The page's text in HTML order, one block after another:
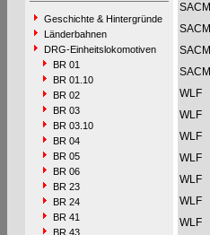
Geschichte & Hintergründe
Länderbahnen
DRG-Einheitslokomotiven
BR 01
BR 01.10
BR 02
BR 03
BR 03.10
BR 04
BR 05
BR 06
BR 23
BR 24
BR 41
BR 43
SACM
SACM
SACM
SACM
WLF
WLF
WLF
WLF
WLF
WLF
WLF